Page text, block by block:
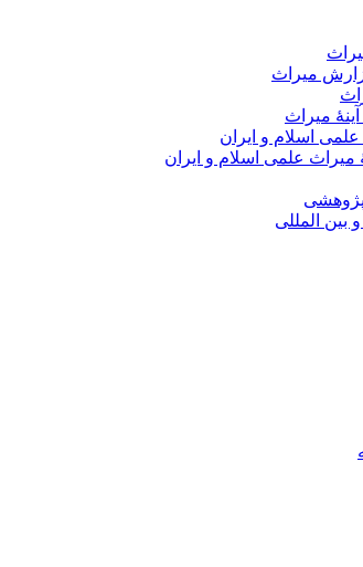
میراث
میراث
اسلام و ایران
علمی اسلام و ایران
بین المللی